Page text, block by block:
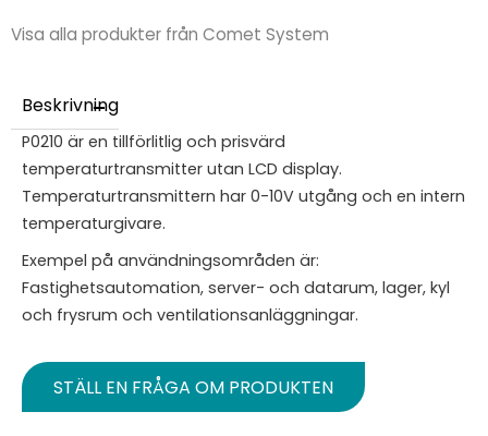
Visa alla produkter från Comet System
Beskrivning
P0210 är en tillförlitlig och prisvärd
temperaturtransmitter utan LCD display.
Temperaturtransmittern har 0-10V utgång och en intern
temperaturgivare.
Exempel på användningsområden är:
Fastighetsautomation, server- och datarum, lager, kyl
och frysrum och ventilationsanläggningar.
STÄLL EN FRÅGA OM PRODUKTEN